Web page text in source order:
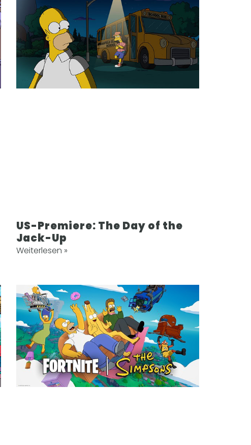
US-Premiere: The Day of the
Jack-Up
Weiterlesen »